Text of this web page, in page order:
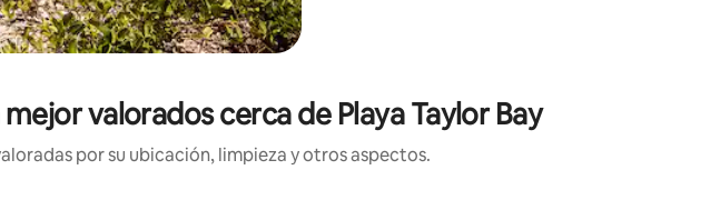
valorados cerca de Playa Taylor Bay
por su ubicación, limpieza y otros aspectos.